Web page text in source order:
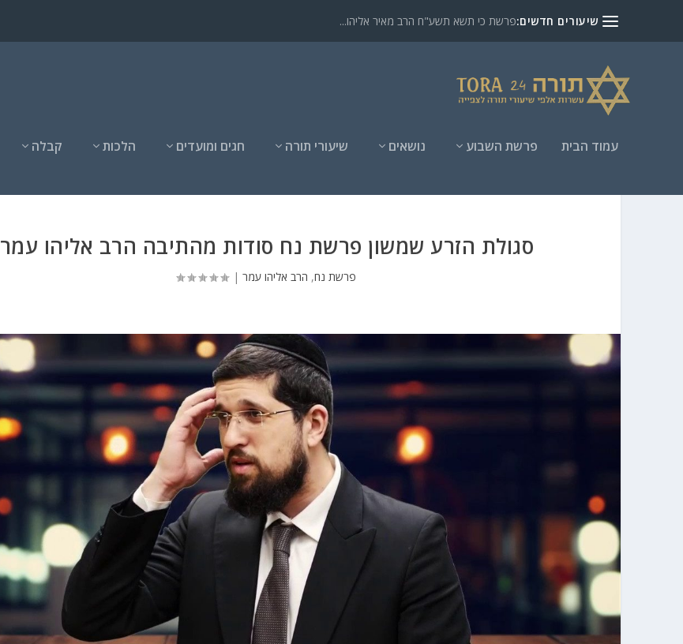
שיעורים חדשים:פרשת כי תשא תשע"ח הרב מאיר אליהו...
עמוד הבית פרשת השבוע נושאים שיעורי תורה חגים ומועדים הלכות קבלה
סגולת הזרע שמשון פרשת נח סודות מהתיבה הרב אליהו עמר
פרשת נח, הרב אליהו עמר|